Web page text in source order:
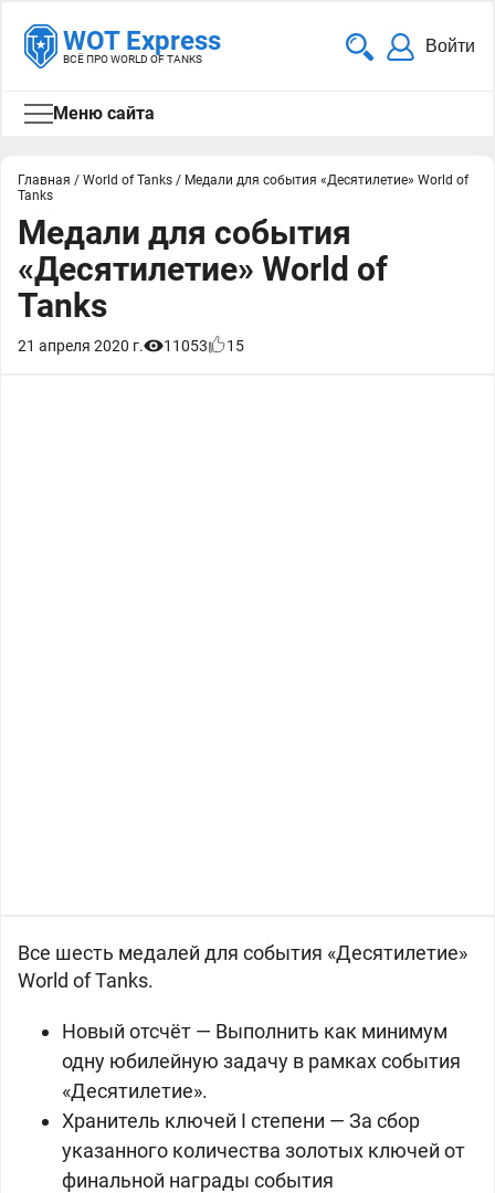
WOT Express
ВСЁ ПРО WORLD OF TANKS
Войти
Меню сайта
Главная / World of Tanks / Медали для события «Десятилетие» World of
Tanks
Медали для события
«Десятилетие» World of
Tanks
21 апреля 2020 г. 11053 15
Все шесть медалей для события «Десятилетие»
World of Tanks.
Новый отсчёт — Выполнить как минимум
одну юбилейную задачу в рамках события
«Десятилетие».
Хранитель ключей I степени — За сбор
указанного количества золотых ключей от
финальной награды события